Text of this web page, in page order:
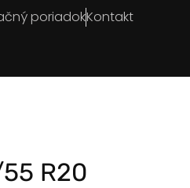
poriadokKontakt
R20